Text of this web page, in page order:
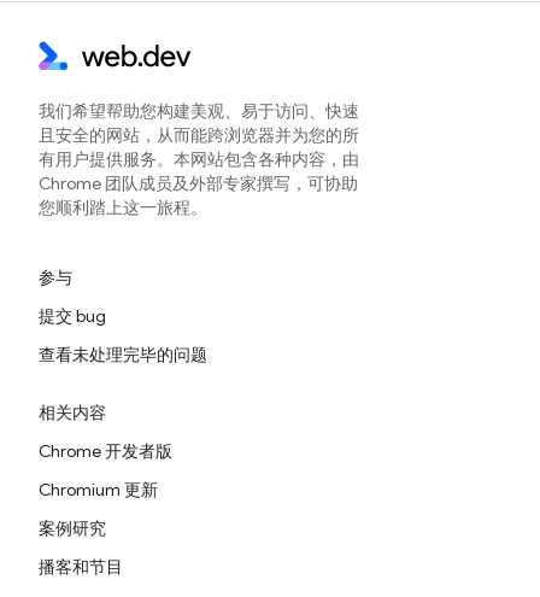
我们希望帮助您构建美观、易于访问、快速
且安全的网站，从而能跨浏览器并为您的所
有用户提供服务。本网站包含各种内容，由
Chrome 团队成员及外部专家撰写，可协助
您顺利踏上这一旅程。
参与
提交 bug
查看未处理完毕的问题
相关内容
Chrome 开发者版
Chromium 更新
案例研究
播客和节目